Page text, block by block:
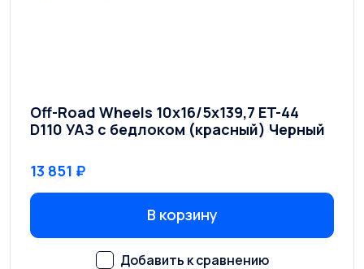
Off-Road Wheels 10x16/5x139,7 ET-44
D110 УАЗ с бедлоком (красный) Черный
13 851 ₽
В корзину